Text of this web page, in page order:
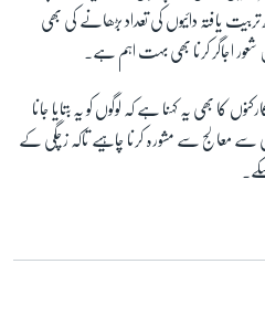
یافتہ دائیوں کی تعداد بڑھانے کی بھی
اجاگر کرنا بھی بہت اہم ہے۔
بھی یہ کہنا ہے کہ لوگوں کو یہ بتایا جانا
سے معالج سے مشورہ کرنا چاہیے تاکہ زچگی کے